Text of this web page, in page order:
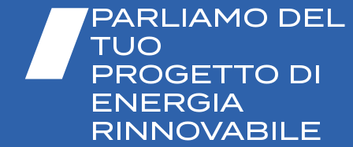
PARLIAMO DEL
TUO
PROGETTO DI
ENERGIA
RINNOVABILE